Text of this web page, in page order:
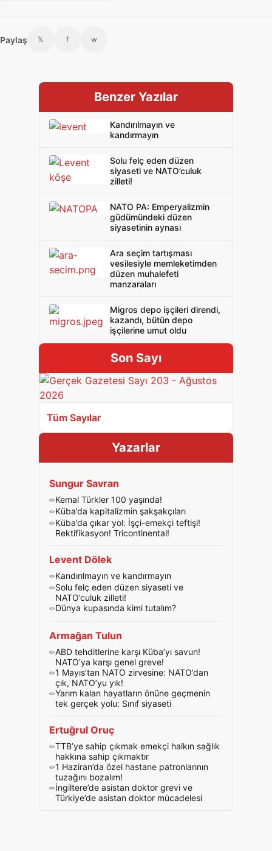
Paylaş 𝕏 f w
Benzer Yazılar
Kandırılmayın ve
kandırmayın
Solu felç eden düzen
siyaseti ve NATO’culuk
zilleti!
NATO PA: Emperyalizmin
güdümündeki düzen
siyasetinin aynası
Ara seçim tartışması
vesilesiyle memleketimden
düzen muhalefeti
manzaraları
Migros depo işçileri direndi,
kazandı, bütün depo
işçilerine umut oldu
Son Sayı
Tüm Sayılar
Yazarlar
Sungur Savran
Kemal Türkler 100 yaşında!
Küba’da kapitalizmin şakşakçıları
Küba’da çıkar yol: İşçi-emekçi teftişi!
Rektifikasyon! Tricontinental!
Levent Dölek
Kandırılmayın ve kandırmayın
Solu felç eden düzen siyaseti ve
NATO’culuk zilleti!
Dünya kupasında kimi tutalım?
Armağan Tulun
ABD tehditlerine karşı Küba’yı savun!
NATO’ya karşı genel greve!
1 Mayıs’tan NATO zirvesine: NATO’dan
çık, NATO’yu yık!
Yarım kalan hayatların önüne geçmenin
tek gerçek yolu: Sınıf siyaseti
Ertuğrul Oruç
TTB’ye sahip çıkmak emekçi halkın sağlık
hakkına sahip çıkmaktır
1 Haziran’da özel hastane patronlarının
tuzağını bozalım!
İngiltere’de asistan doktor grevi ve
Türkiye’de asistan doktor mücadelesi